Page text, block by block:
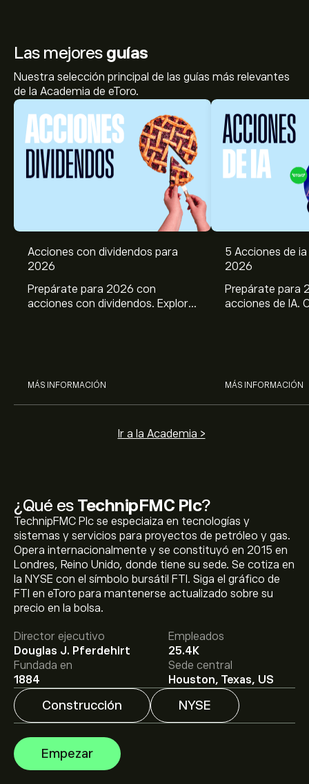
¿Qué es TechnipFMC Plc?
TechnipFMC Plc se especiaiza en tecnologías y
sistemas y servicios para proyectos de petróleo y gas.
Opera internacionalmente y se constituyó en 2015 en
Londres, Reino Unido, donde tiene su sede. Se cotiza en
la NYSE con el símbolo bursátil FTI. Siga el gráfico de
FTI en eToro para mantenerse actualizado sobre su
precio en la bolsa.
Director ejecutivo
Douglas J. Pferdehirt
Empleados
25.4K
Fundada en
1884
Sede central
Houston, Texas, US
Construcción NYSE
Empezar
Las mejores guías
Nuestra selección principal de las guías más relevantes
de la Academia de eToro.
Acciones con dividendos para
2026
Prepárate para 2026 con
acciones con dividendos. Explora
MÁS INFORMACIÓN
5 Acciones de
2026
Prepárate para
acciones de IA.
MÁS INFORMACIÓN
Ir a la Academia >
El precio actual de las acciones de FTI es de 69.37‎$‎.
El precio medio objetivo para las acciones de
TechnipFMC Plc es de 69.37‎$‎.
Regístrateen eToro para
conocer los precios objetivo y las previsiones de los
analistas.
Las previsiones de los analistas para las acciones de
TechnipFMC Plc se basan en las tendencias del
mercado, los estados financieros y el crecimiento
previsto. Consulta las previsiones más recientes para
conocer la evolución futura de los precios.